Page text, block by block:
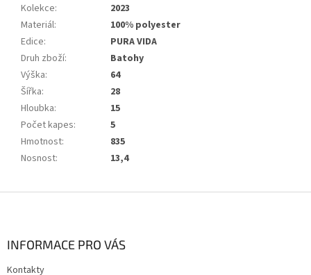
Kolekce:
2023
Materiál:
100% polyester
Edice:
PURA VIDA
Druh zboží:
Batohy
Výška:
64
Šířka:
28
Hloubka:
15
Počet kapes:
5
Hmotnost:
835
Nosnost: 13,4
INFORMACE PRO VÁS
Kontakty